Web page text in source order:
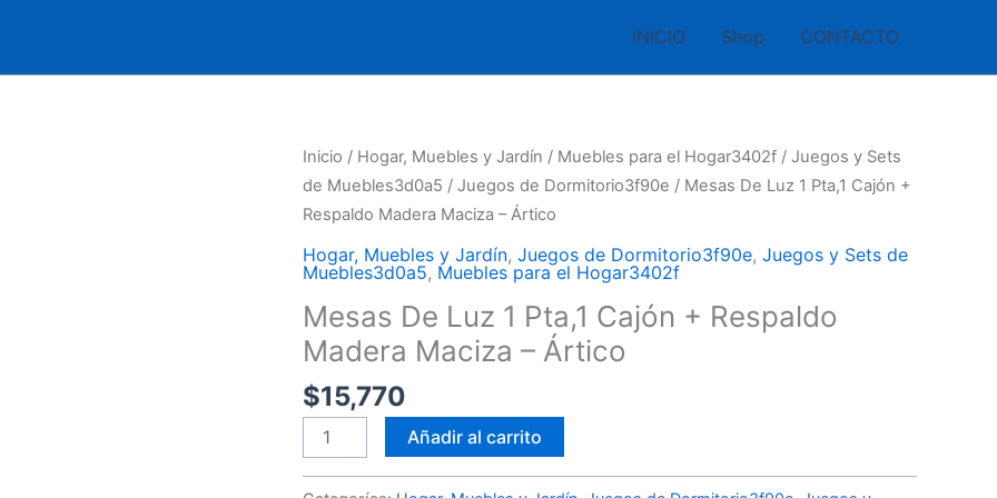
INICIO Shop CONTACTO
Inicio / Hogar, Muebles y Jardín / Muebles para el Hogar3402f / Juegos y Sets
de Muebles3d0a5 / Juegos de Dormitorio3f90e / Mesas De Luz 1 Pta,1 Cajón +
Respaldo Madera Maciza – Ártico
Hogar, Muebles y Jardín, Juegos de Dormitorio3f90e, Juegos y Sets de
Muebles3d0a5, Muebles para el Hogar3402f
Mesas De Luz 1 Pta,1 Cajón + Respaldo
Madera Maciza – Ártico
$15,770
Mesas
De
Luz
1
Pta,1
Cajón
+
Respaldo
Madera
Maciza
Ártico
Añadir al carrito